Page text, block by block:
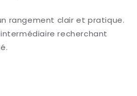
rangement clair et pratique.
recherchant